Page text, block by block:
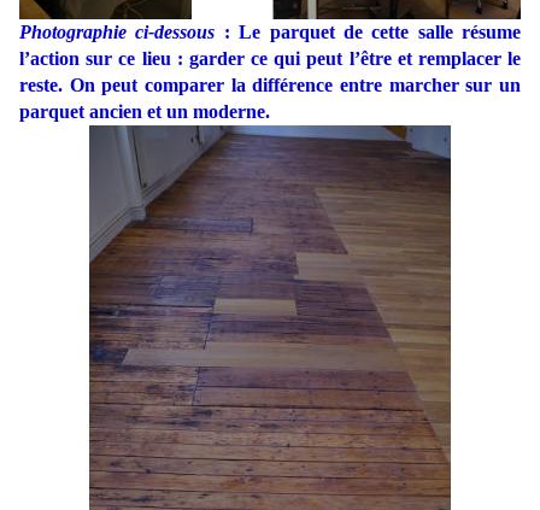
Photographie ci-dessous : Le parquet de cette salle résume
l’action sur ce lieu : garder ce qui peut l’être et remplacer le
reste. On peut comparer la différence entre marcher sur un
parquet ancien et un moderne.